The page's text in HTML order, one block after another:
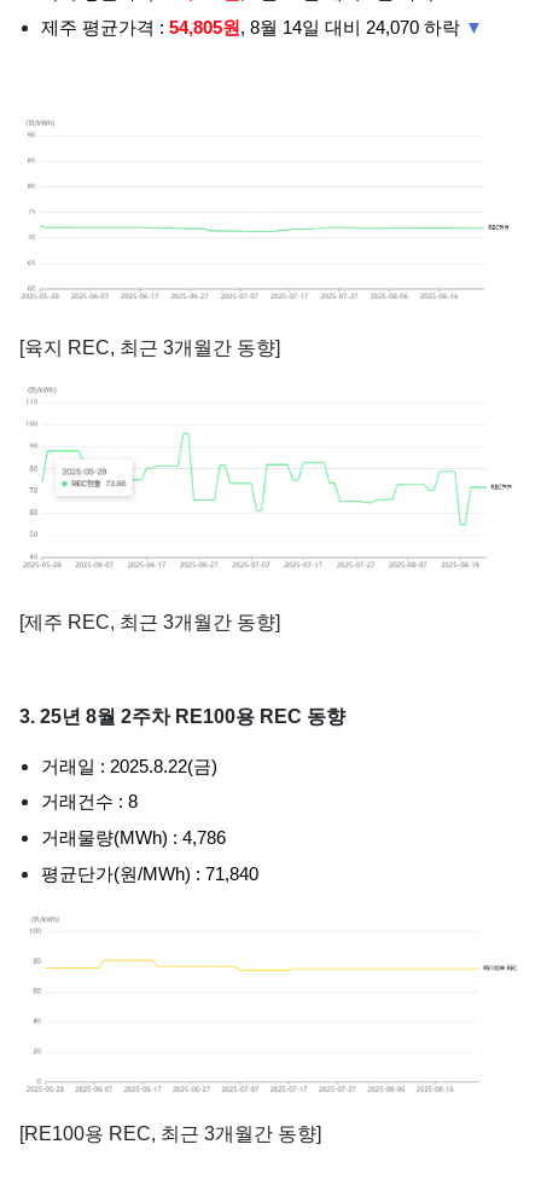
제주 평균가격 : 54,805원, 8월 14일 대비 24,070 하락 ▼
[육지 REC, 최근 3개월간 동향]
[제주 REC, 최근 3개월간 동향]
3. 25년 8월 2주차 RE100용 REC 동향
거래일 : 2025.8.22(금)
거래건수 : 8
거래물량(MWh) : 4,786
평균단가(원/MWh) : 71,840
[RE100용 REC, 최근 3개월간 동향]